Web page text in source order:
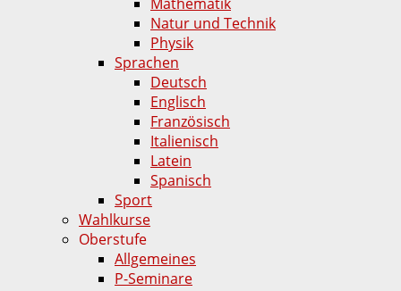
Natur und Technik
Physik
Sprachen
Deutsch
Englisch
Französisch
Italienisch
Latein
Spanisch
Sport
Wahlkurse
Oberstufe
Allgemeines
P-Seminare